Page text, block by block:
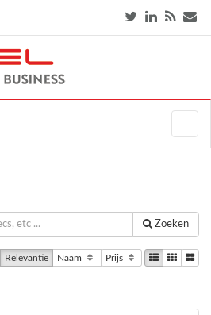
Zoeken
Relevantie Naam Prijs